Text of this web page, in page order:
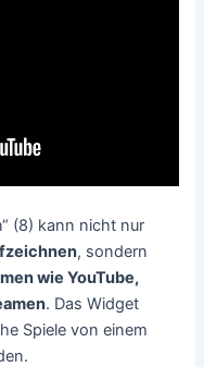
(8) kann nicht nur
, sondern
wie YouTube,
. Das Widget
Spiele von einem